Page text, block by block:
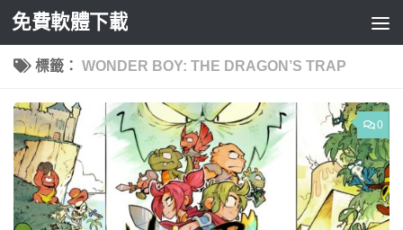
Skip to content
免費軟體下載
標籤： WONDER BOY: THE DRAGON’S TRAP
0